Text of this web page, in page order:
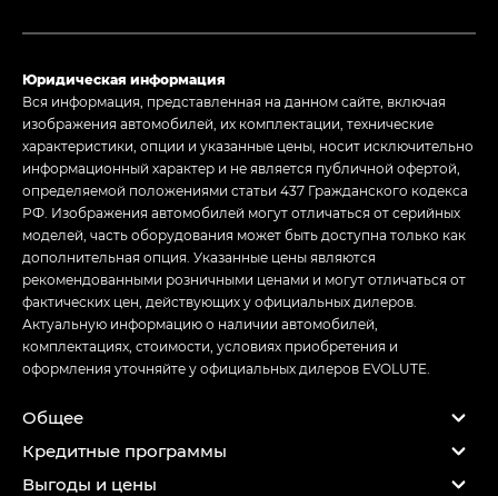
Юридическая информация
Вся информация, представленная на данном сайте, включая
изображения автомобилей, их комплектации, технические
характеристики, опции и указанные цены, носит исключительно
информационный характер и не является публичной офертой,
определяемой положениями статьи 437 Гражданского кодекса
РФ. Изображения автомобилей могут отличаться от серийных
моделей, часть оборудования может быть доступна только как
дополнительная опция. Указанные цены являются
рекомендованными розничными ценами и могут отличаться от
фактических цен, действующих у официальных дилеров.
Актуальную информацию о наличии автомобилей,
комплектациях, стоимости, условиях приобретения и
оформления уточняйте у официальных дилеров EVOLUTE.
Общее
Кредитные программы
Выгоды и цены